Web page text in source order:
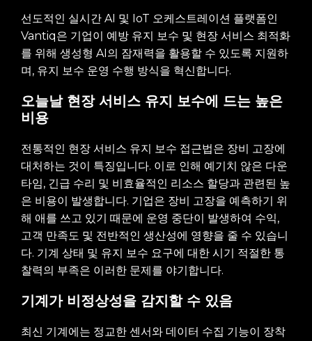
선도적인 실시간 AI 및 IoT 오케스트레이션 플랫폼인
Vantiq은 기업이 예방 유지 보수 및 현장 서비스 최적화
를 위해 생성형 AI의 잠재력을 활용할 수 있도록 지원하
며, 유지 보수 운영 수행 방식을 혁신합니다.
오늘날 현장 서비스 유지 보수에 드는 높은
비용
전통적인 현장 서비스 유지 보수 접근법은 장비 고장에
대처하는 것이 특징입니다. 이로 인해 예기치 않은 다운
타임, 긴급 수리 및 비효율적인 리소스 할당과 관련된 높
은 비용이 발생합니다. 기업은 장비 고장을 예측하기 위
해 애를 쓰고 있기 때문에 운영 중단이 발생하여 수익,
고객 만족도 및 전반적인 생산성에 영향을 줄 수 있습니
다. 기계 상태 및 유지 보수 요구에 대한 시기 적절한 통
찰력의 부족은 이러한 문제를 야기합니다.
기계가 비정상성을 감지할 수 있음
최신 기계에는 정교한 센서와 데이터 수집 기능이 장착